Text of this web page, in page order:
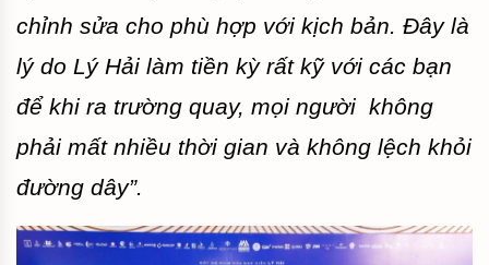
chỉnh sửa cho phù hợp với kịch bản. Đây là
lý do Lý Hải làm tiền kỳ rất kỹ với các bạn
để khi ra trường quay, mọi người không
phải mất nhiều thời gian và không lệch khỏi
đường dây”.